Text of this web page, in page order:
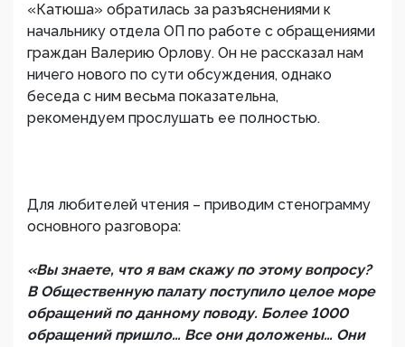
«Катюша» обратилась за разъяснениями к
начальнику отдела ОП по работе с обращениями
граждан Валерию Орлову. Он не рассказал нам
ничего нового по сути обсуждения, однако
беседа с ним весьма показательна,
рекомендуем прослушать ее полностью.
Для любителей чтения – приводим стенограмму
основного разговора:
«Вы знаете, что я вам скажу по этому вопросу?
В Общественную палату поступило целое море
обращений по данному поводу. Более 1000
обращений пришло… Все они доложены… Они